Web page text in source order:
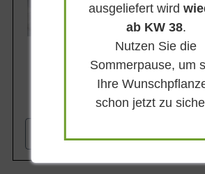
ausgeliefert wird
ab KW 38.
Nutzen Sie die
Sommerpause, um
Ihre
schon jetzt zu